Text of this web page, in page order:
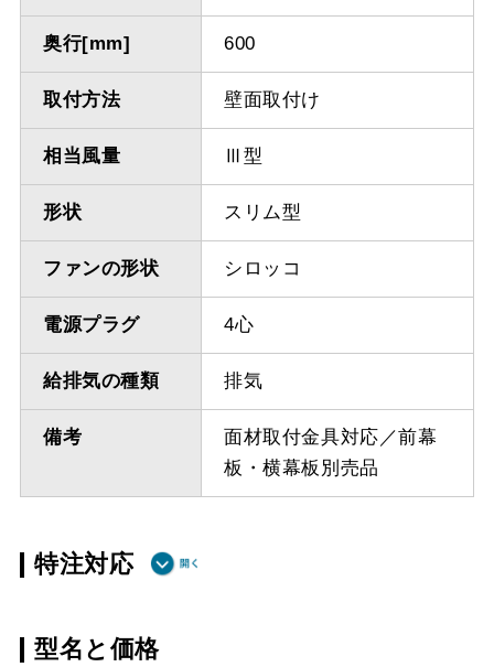
奥行[mm] 600
取付方法 壁面取付け
相当風量 Ⅲ型
形状 スリム型
ファンの形状 シロッコ
電源プラグ 4心
給排気の種類 排気
備考
面材取付金具対応／前幕
板・横幕板別売品
特注対応
方
型名と価格